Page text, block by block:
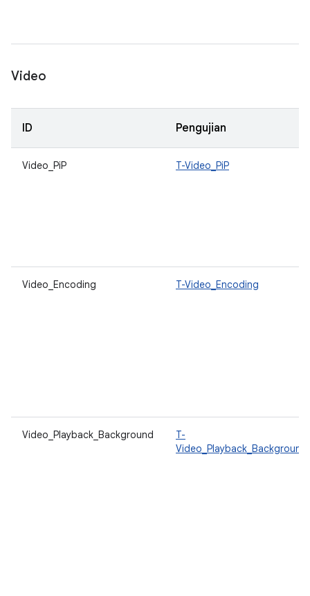
Video
ID Pengujian
Video_PiP T-Video_PiP
Video_Encoding T-Video_Encoding
Video_Playback_Background
T-
Video_Playback_Background